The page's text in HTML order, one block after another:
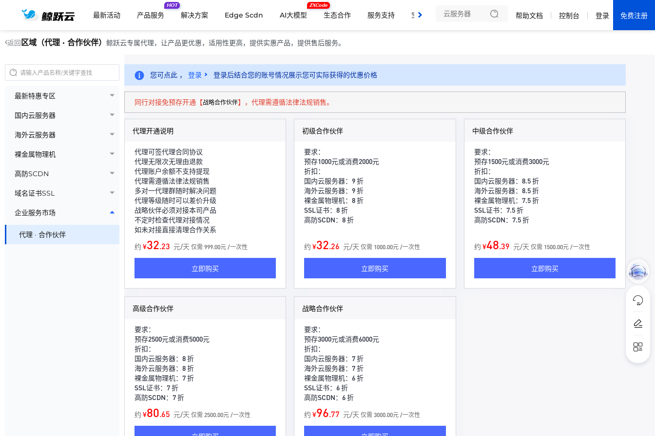
最新活动 产品服务
HOT
解决方案 Edge Scdn AI大模型
ZXCode
生态合作 服务支持 宝塔面板
了解鲸跃云
西安 · 高防
帮助文档 控制台 登录 免费注册
返回 区域（代理 · 合作伙伴） 鲸跃云专属代理，让产品更优惠，适用性更高，提供实惠产品，提供售后服务。
最新特惠专区
国内云服务器
海外云服务器
裸金属物理机
高防SCDN
域名证书SSL
企业服务市场
代理 · 合作伙伴
您可点此 ， 登录 登录后结合您的账号情况展示您可实际获得的优惠价格
同行对接免预存开通【战略合作伙伴】，代理需遵循法律法规销售。
代理开通说明
代理可签代理合同协议
代理无限次无理由退款
代理账户余额不支持提现
代理需遵循法律法规销售
多对一代理群随时解决问题
代理等级随时可以差价升级
战略伙伴必须对接本司产品
不定时检查代理对接情况
如未对接直接清理合作关系
约 ¥32.23 元/天 仅需 999.00元 /一次性
立即购买
初级合作伙伴
要求：
预存1000元或消费2000元
折扣：
国内云服务器：9 折
海外云服务器：9 折
裸金属物理机：8 折
SSL证书：8 折
高防SCDN：8 折
约¥32.26 元/天 仅需 1000.00元 /一次性
立即购买
中级合作伙伴
要求：
预存1500元或消费3000元
折扣：
国内云服务器：8.5 折
海外云服务器：8.5 折
裸金属物理机：7.5 折
SSL证书：7.5 折
高防SCDN：7.5 折
约 ¥48.39 元/天 仅需 1500.00元 /一次性
立即购买
高级合作伙伴
要求：
预存2500元或消费5000元
折扣：
国内云服务器：8 折
海外云服务器：8 折
裸金属物理机：7 折
SSL证书：7 折
高防SCDN：7 折
约 ¥80.65 元/天 仅需 2500.00元 /一次性
战略合作伙伴
要求：
预存3000元或消费6000元
折扣：
国内云服务器：7 折
海外云服务器：7 折
裸金属物理机：6 折
SSL证书：6 折
高防SCDN：6 折
约¥96.77 元/天 仅需 3000.00元 /一次性